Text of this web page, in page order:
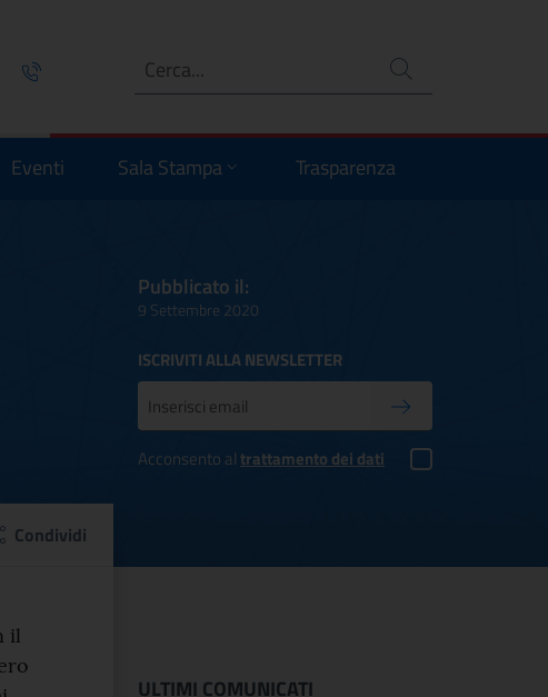
Telefono Ricerca
Eventi Sala Stampa Trasparenza
Pubblicato il:
9 Settembre 2020
ISCRIVITI ALLA NEWSLETTER
Conferma iscrizione
Acconsento altrattamento dei dati
del Sen. Luca
Condividi
il
ULTIMI COMUNICATI